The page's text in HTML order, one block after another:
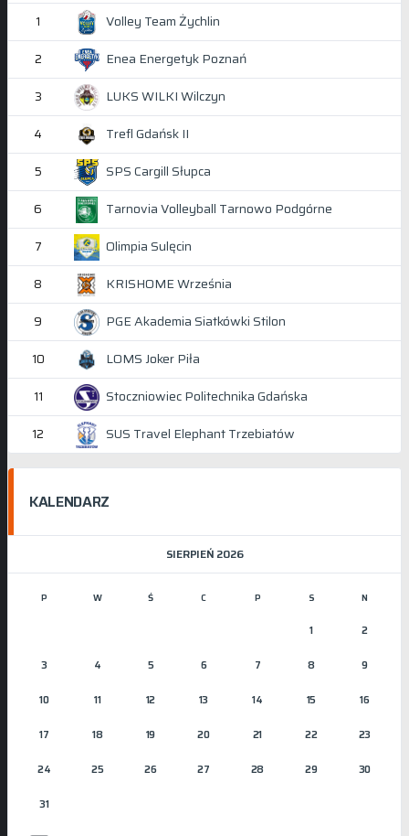
1
Volley Team Żychlin
2 Enea Energetyk Poznań
3 LUKS WILKI Wilczyn
4 Trefl Gdańsk II
5 SPS Cargill Słupca
6 Tarnovia Volleyball Tarnowo Podgórne
7 Olimpia Sulęcin
8 KRISHOME Września
9 PGE Akademia Siatkówki Stilon
10 LOMS Joker Piła
11 Stoczniowiec Politechnika Gdańska
12 SUS Travel Elephant Trzebiatów
KALENDARZ
SIERPIEŃ 2026
P W Ś C P S N
1 2
3 4 5 6 7 8 9
10 11 12 13 14 15 16
17 18 19 20 21 22 23
24 25 26 27 28 29 30
31